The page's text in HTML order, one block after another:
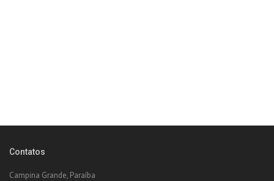
Contatos
Campina Grande, Paraíba